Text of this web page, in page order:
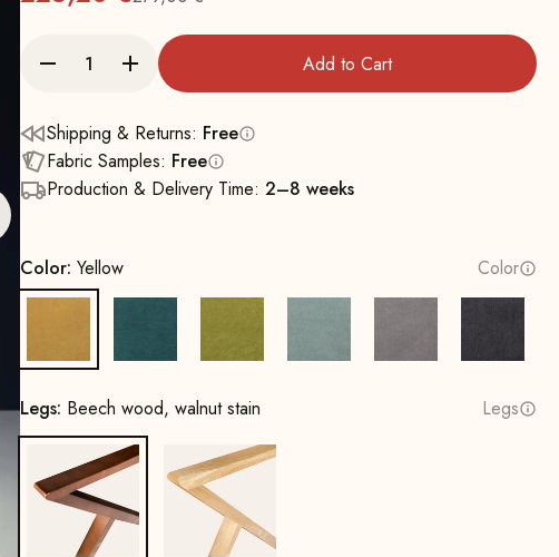
Add to Cart
Shipping & Returns: Free
Fabric Samples: Free
Production & Delivery Time: 2–8 weeks
Color: Yellow Color
Legs: Beech wood, walnut stain Legs
Beech wood, walnut stain
Oak, natural